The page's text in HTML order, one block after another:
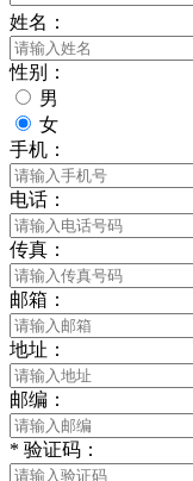
姓名：
性别：
男
女
手机：
电话：
传真：
邮箱：
地址：
邮编：
* 验证码：